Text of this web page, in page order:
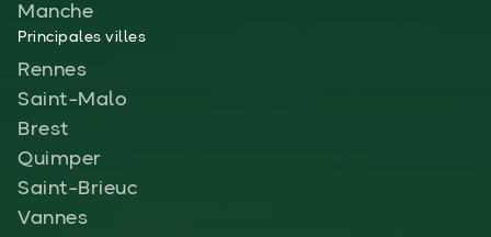
Manche
Principales villes
Rennes
Saint-Malo
Brest
Quimper
Saint-Brieuc
Vannes